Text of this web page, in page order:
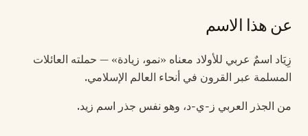
عن هذا الاسم
زِيَاد اسمٌ عربي للأولاد معناه «نمو، زيادة» — حملته العائلات
المسلمة عبر القرون في أنحاء العالم الإسلامي.
من الجذر العربي ز-ي-د، وهو نفس جذر اسم زيد.